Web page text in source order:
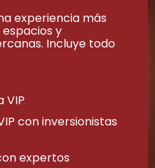
experiencia más
y
Incluye todo
VIP
con inversionistas
expertos